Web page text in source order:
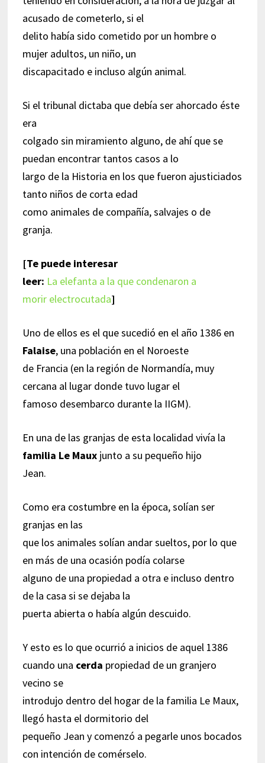
acusado de cometerlo, si el
delito había sido cometido por un hombre o
mujer adultos, un niño, un
discapacitado e incluso algún animal.
Si el tribunal dictaba que debía ser ahorcado éste
era
colgado sin miramiento alguno, de ahí que se
puedan encontrar tantos casos a lo
largo de la Historia en los que fueron ajusticiados
tanto niños de corta edad
como animales de compañía, salvajes o de
granja.
[Te puede interesar
leer: La elefanta a la que condenaron a
morir electrocutada]
Uno de ellos es el que sucedió en el año 1386 en
Falaise, una población en el Noroeste
de Francia (en la región de Normandía, muy
cercana al lugar donde tuvo lugar el
famoso desembarco durante la IIGM).
En una de las granjas de esta localidad vivía la
familia Le Mauxjunto a su pequeño hijo
Jean.
Como era costumbre en la época, solían ser
granjas en las
que los animales solían andar sueltos, por lo que
en más de una ocasión podía colarse
alguno de una propiedad a otra e incluso dentro
de la casa si se dejaba la
puerta abierta o había algún descuido.
Y esto es lo que ocurrió a inicios de aquel 1386
cuando una cerda propiedad de un granjero
vecino se
introdujo dentro del hogar de la familia Le Maux,
llegó hasta el dormitorio del
pequeño Jean y comenzó a pegarle unos bocados
con intención de comérselo.